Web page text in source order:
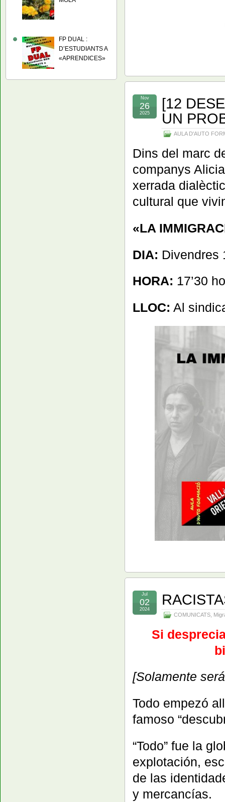
[12
UN
AULA D'AUTO
Nov
26
2025
Dins del marc
companys
xerrada
cultural que
«LA
DIA: Divendres
HORA: 17’30
LLOC: Al
COMUNICATS
Jul
02
2024
Si
[Solamente
Todo empezó
famoso
“Todo” fue la
explotación,
de las
y mercancías.
FP DUAL :
D’ESTUDIANTS A
«APRENDICES»